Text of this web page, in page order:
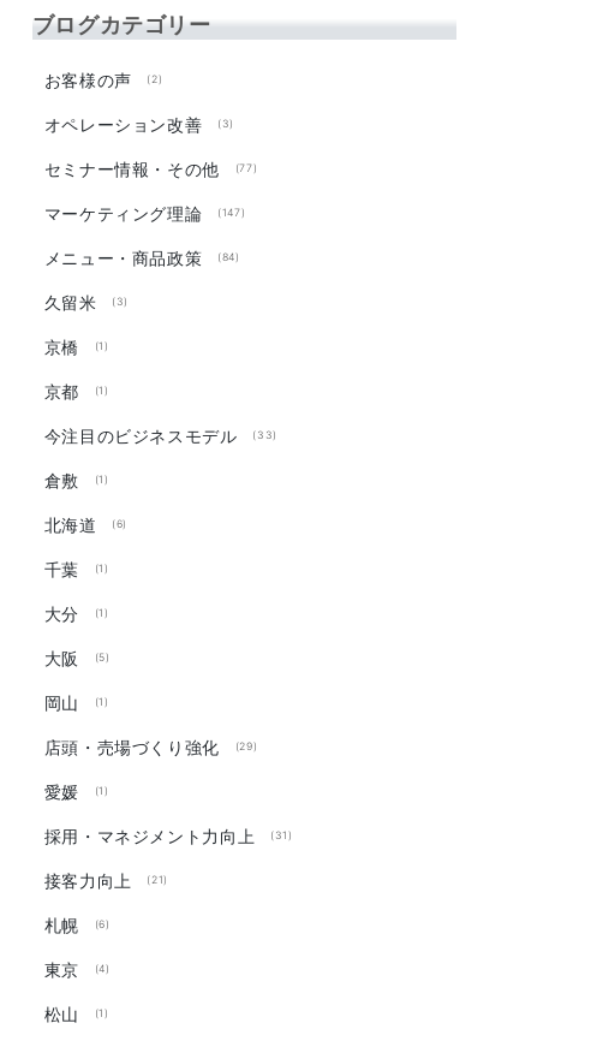
ブログカテゴリー
お客様の声 (2)
オペレーション改善 (3)
セミナー情報・その他 (77)
マーケティング理論 (147)
メニュー・商品政策 (84)
久留米 (3)
京橋 (1)
京都 (1)
今注目のビジネスモデル (33)
倉敷 (1)
北海道 (6)
千葉 (1)
大分 (1)
大阪 (5)
岡山 (1)
店頭・売場づくり強化 (29)
愛媛 (1)
採用・マネジメント力向上 (31)
接客力向上 (21)
札幌 (6)
東京 (4)
松山 (1)